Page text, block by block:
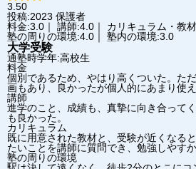
3.50
投稿:2023 保護者
料金:3.0｜ 講師:4.0｜ カリキュラム・教
塾の周りの環境:4.0｜ 塾内の環境:3.0
大学受験
通塾時学年:高校生
料金
個別であるため、やはり高くついた。た
画もあり、良かったが個人的にあまり使え
講師
進学のこと、成績も、真摯に向き合って
も良かった。
カリキュラム
既に用意された教材と、受験が近くなる
たいことを講師に質問でき、勉強しやすか
塾の周りの環境